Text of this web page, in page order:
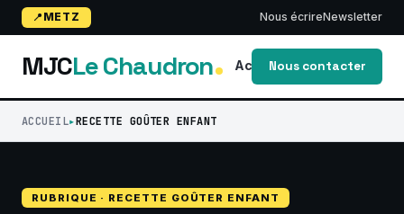
METZ Nous écrireNewsletter
MJCLe Chaudron Accueil Blog
Nous contacter
ACCUEIL RECETTE GOÛTER ENFANT
RUBRIQUE · RECETTE GOÛTER ENFANT